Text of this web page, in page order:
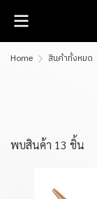
Home สินค้าทั้งหมด
พบสินค้า 13 ชิ้น